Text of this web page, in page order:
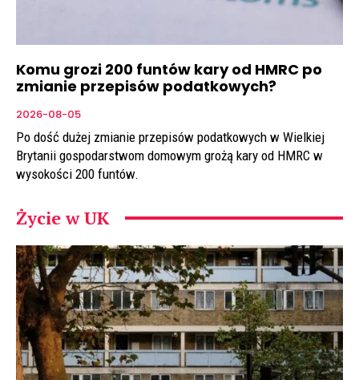
Komu grozi 200 funtów kary od HMRC po
zmianie przepisów podatkowych?
2026-08-05
Po dość dużej zmianie przepisów podatkowych w Wielkiej
Brytanii gospodarstwom domowym grożą kary od HMRC w
wysokości 200 funtów.
Życie w UK